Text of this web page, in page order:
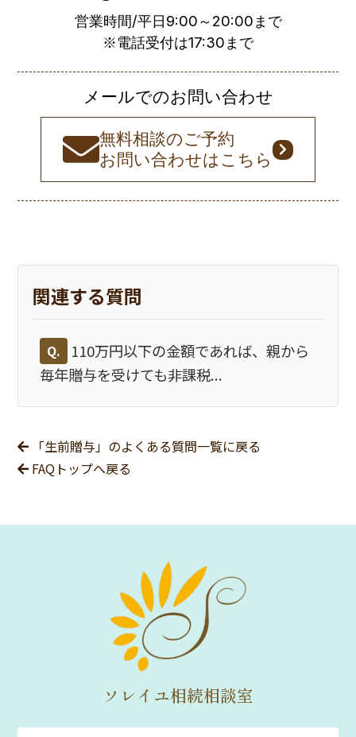
営業時間/平日9:00～20:00まで
※電話受付は17:30まで
メールでのお問い合わせ
無料相談のご予約
お問い合わせはこちら
関連する質問
Q.
110万円以下の金額であれば、親から
毎年贈与を受けても非課税...
「生前贈与」のよくある質問一覧に戻る
FAQトップへ戻る
ソレイユ相続相談室